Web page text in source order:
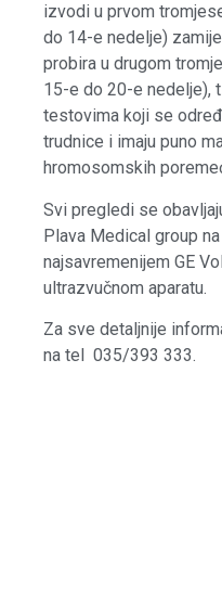
izvodi u prvom
do 14-e nedelje)
probira u drugom
15-e do 20-e nedelje),
testovima koji se
trudnice i imaju puno
hromosomskih
Svi pregledi se
Plava Medical group
najsavremenijem GE
ultrazvučnom aparatu.
Za sve detaljnije
na tel 035/393 333.